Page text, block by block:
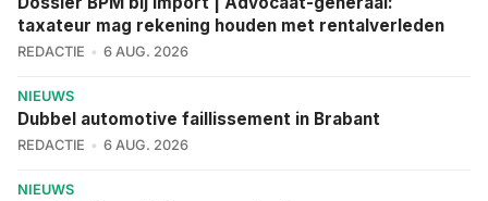
taxateur mag rekening houden met rentalverleden
REDACTIE 6 AUG. 2026
NIEUWS
Dubbel automotive faillissement in Brabant
REDACTIE 6 AUG. 2026
NIEUWS